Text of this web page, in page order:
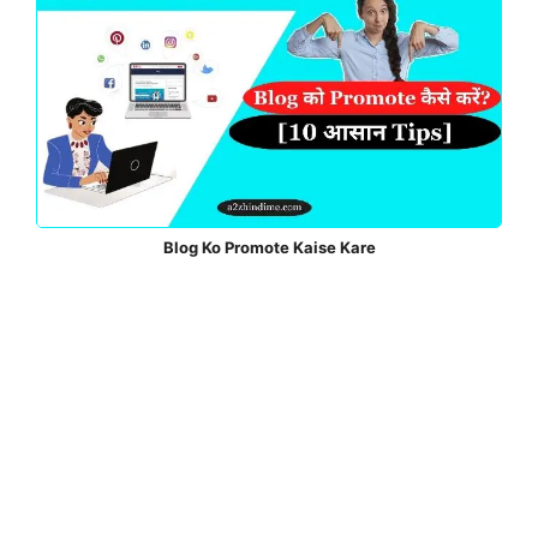
Blog Ko Promote Kaise Kare